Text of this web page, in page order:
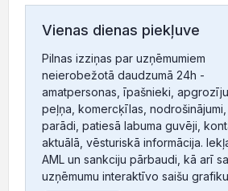
Vienas dienas piekļuve
Pilnas izziņas par uzņēmumiem
neierobežotā daudzumā 24h -
amatpersonas, īpašnieki,
peļņa, komercķīlas,
parādi, patiesā labuma guvēji,
aktuālā, vēsturiskā informācija.
AML un sankciju pārbaudi, kā arī
uzņēmumu interaktīvo saišu